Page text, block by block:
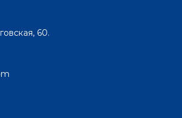
60.